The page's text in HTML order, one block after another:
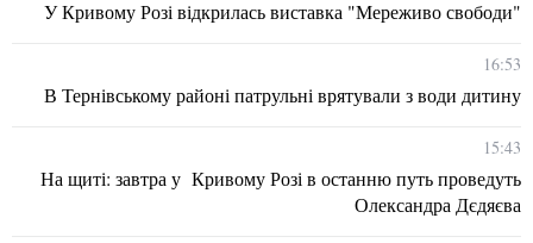
У Кривому Розі відкрилась виставка "Мереживо свободи"
16:53
В Тернівському районі патрульні врятували з води дитину
15:43
На щиті: завтра у Кривому Розі в останню путь проведуть
Олександра Дєдяєва